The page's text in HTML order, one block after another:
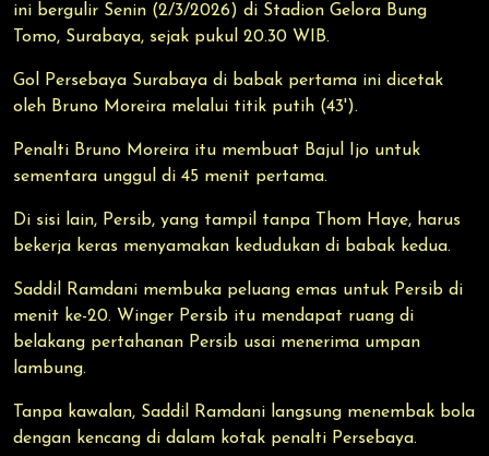
ini bergulir Senin (2/3/2026) di Stadion Gelora Bung
Tomo, Surabaya, sejak pukul 20.30 WIB.
Gol Persebaya Surabaya di babak pertama ini dicetak
oleh Bruno Moreira melalui titik putih (43').
Penalti Bruno Moreira itu membuat Bajul Ijo untuk
sementara unggul di 45 menit pertama.
Di sisi lain, Persib, yang tampil tanpa Thom Haye, harus
bekerja keras menyamakan kedudukan di babak kedua.
Saddil Ramdani membuka peluang emas untuk Persib di
menit ke-20. Winger Persib itu mendapat ruang di
belakang pertahanan Persib usai menerima umpan
lambung.
Tanpa kawalan, Saddil Ramdani langsung menembak bola
dengan kencang di dalam kotak penalti Persebaya.